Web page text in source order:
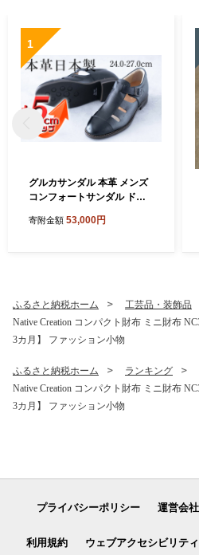
1
グルカサンダル 本革 メンズ
コンフォートサンダル ドラ
ットシューズ 牛革 ソフトシ
寄附金額 53,000円
ふるさと納税ホーム
工芸品・装飾品
Native Creation コンパクト財布 ミニ財布
3カ月】 ファッション小物
ふるさと納税ホーム ランキング
Native Creation コンパクト財布 ミニ財布
3カ月】 ファッション小物
プライバシーポリシー 運営会社
利用規約 ウェブアクセシビリテ